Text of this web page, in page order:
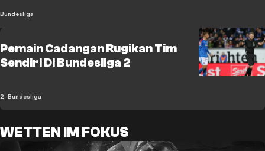
Bundesliga
Pemain Cadangan Rugikan Tim
Sendiri Di Bundesliga 2
2. Bundesliga
WETTEN IM FOKUS